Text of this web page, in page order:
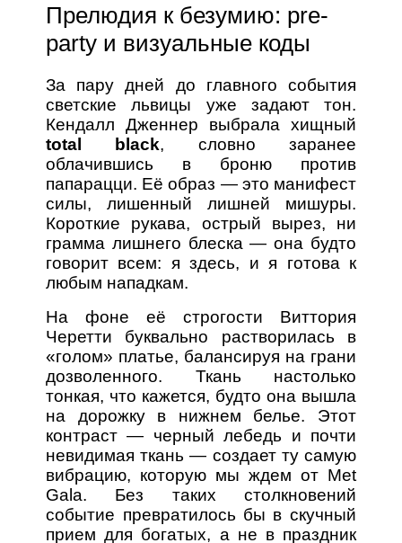
Прелюдия к безумию: pre-
party и визуальные коды
За пару дней до главного события
светские львицы уже задают тон.
Кендалл Дженнер выбрала хищный
total black, словно заранее
облачившись в броню против
папарацци. Её образ — это манифест
силы, лишенный лишней мишуры.
Короткие рукава, острый вырез, ни
грамма лишнего блеска — она будто
говорит всем: я здесь, и я готова к
любым нападкам.
На фоне её строгости Виттория
Черетти буквально растворилась в
«голом» платье, балансируя на грани
дозволенного. Ткань настолько
тонкая, что кажется, будто она вышла
на дорожку в нижнем белье. Этот
контраст — черный лебедь и почти
невидимая ткань — создает ту самую
вибрацию, которую мы ждем от Met
Gala. Без таких столкновений
событие превратилось бы в скучный
прием для богатых, а не в праздник